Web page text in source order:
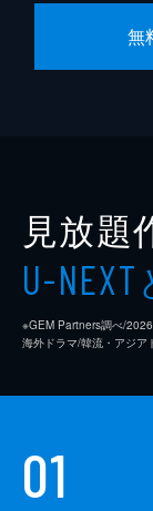
無
見放題
U-NEXT
※GEM Partners調べ/
海外ドラマ/韓流・アジア
01